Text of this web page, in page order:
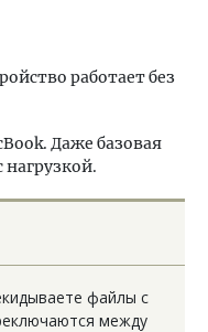
работает без
Даже базовая
нагрузкой.
файлы с
между